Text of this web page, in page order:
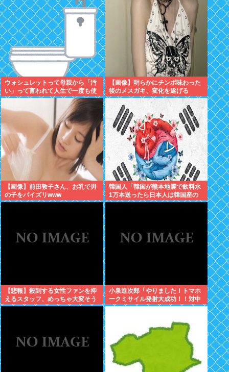
ウォシュレットって母親から「汚
い」って言われて人生で一度も使
ってなかった...
【画像】明らかにチンポ味わった
後のメスガキ、変化を遂げる
【画像】前田敦子さん、お乳で男
の子をパイズリwww
韓国人「韓国が熊本地震で飲料水
1万本送ったら日本人は韓国産の
水は〇〇だと言いました」
【悲報】殺到する女性ファンを抑
えるスタッフ、めっちゃ大変そう
www
小泉進次郎「やりました！トマホ
ークミサイル発射大成功！！対中
朝露への防衛力を強化してます